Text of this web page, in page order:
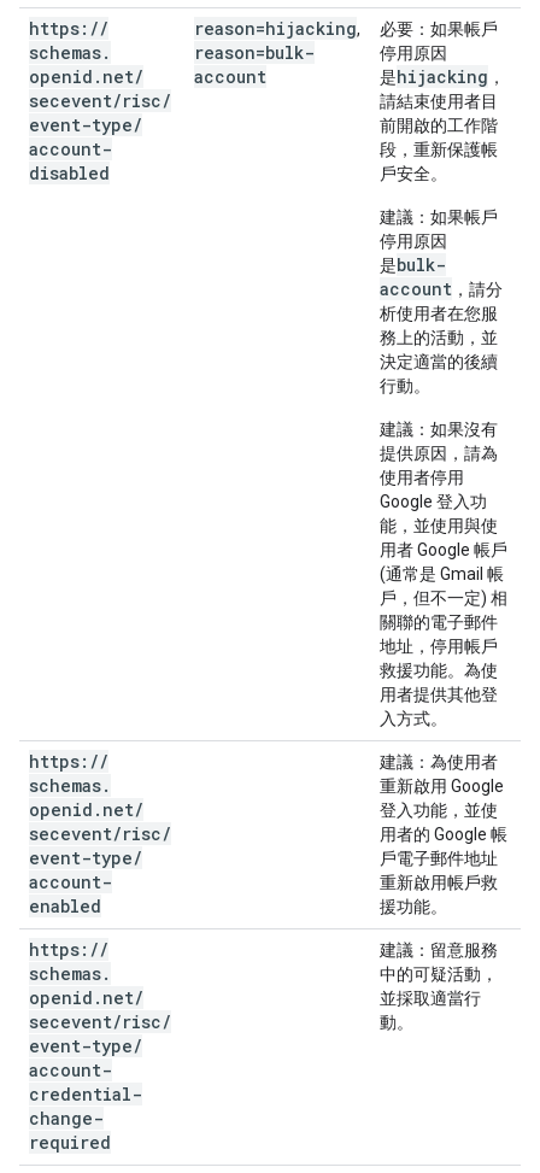
https: //
schemas.
openid . net/
secevent/risc/
event-type/
account-
disabled
reason=hijacking,
reason=bulk-
account
必要 ：如果帳戶
停用原因
是hijacking ，
請結束使用者目
前開啟的工作階
段，重新保護帳
戶安全。
建議 ：如果帳戶
停用原因
是bulk-
account ，請分
析使用者在您服
務上的活動，並
決定適當的後續
行動。
建議 ：如果沒有
提供原因，請為
使用者停用
Google 登入功
能，並使用與使
用者 Google 帳戶
(通常是 Gmail 帳
戶，但不一定) 相
關聯的電子郵件
地址，停用帳戶
救援功能。為使
用者提供其他登
入方式。
https: //
schemas.
openid . net/
secevent/risc/
event-type/
account-
enabled
建議 ：為使用者
重新啟用 Google
登入功能，並使
用者的 Google 帳
戶電子郵件地址
重新啟用帳戶救
援功能。
https: //
schemas.
openid . net/
secevent/risc/
event-type/
account-
credential-
change-
required
建議 ：留意服務
中的可疑活動，
並採取適當行
動。